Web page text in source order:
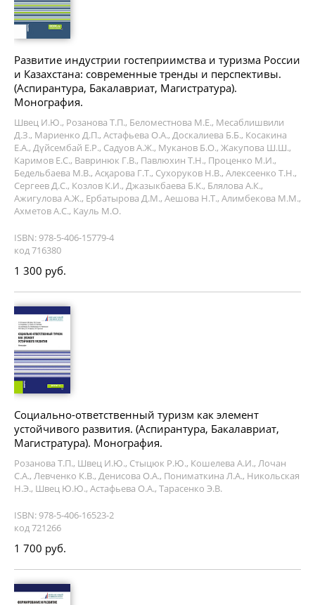
Развитие индустрии гостеприимства и туризма России
и Казахстана: современные тренды и перспективы.
(Аспирантура, Бакалавриат, Магистратура).
Монография.
Швец И.Ю., Розанова Т.П., Беломестнова М.Е., Месаблишвили
Д.З., Мариенко Д.П., Астафьева О.А., Доскалиева Б.Б., Косакина
Е.А., Дүйсембай Е.Р., Садуов А.Ж., Муканов Б.О., Жакупова Ш.Ш.,
Каримов Е.С., Вавринюк Г.В., Павлюхин Т.Н., Проценко М.И.,
Бедельбаева М.В., Асқарова Г.Т., Сухоруков Н.В., Алексеенко Т.Н.,
Сергеев Д.С., Козлов К.И., Джазыкбаева Б.К., Блялова А.К.,
Ажигулова А.Ж., Ербатырова Д.М., Аешова Н.Т., Алимбекова М.М.,
Ахметов А.С., Кауль М.О.
ISBN: 978-5-406-15779-4
код 716380
1 300 руб.
Социально-ответственный туризм как элемент
устойчивого развития. (Аспирантура, Бакалавриат,
Магистратура). Монография.
Розанова Т.П., Швец И.Ю., Стыцюк Р.Ю., Кошелева А.И., Лочан
С.А., Левченко К.В., Денисова О.А., Пониматкина Л.А., Никольская
Н.Э., Швец Ю.Ю., Астафьева О.А., Тарасенко Э.В.
ISBN: 978-5-406-16523-2
код 721266
1 700 руб.